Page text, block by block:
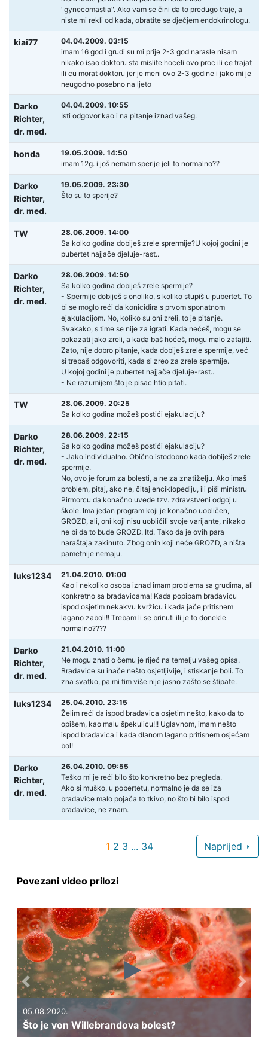
"gynecomastia". Ako vam se čini da to predugo traje, a
niste mi rekli od kada, obratite se dječjem endokrinologu.
kiai77
04.04.2009. 03:15
imam 16 god i grudi su mi prije 2-3 god narasle nisam
nikako isao doktoru sta mislite hoceli ovo proc ili ce trajat
ili cu morat doktoru jer je meni ovo 2-3 godine i jako mi je
neugodno posebno na ljeto
Darko
Richter,
dr. med.
04.04.2009. 10:55
Isti odgovor kao i na pitanje iznad vašeg.
honda
19.05.2009. 14:50
imam 12g. i još nemam sperije jeli to normalno??
Darko
Richter,
dr. med.
19.05.2009. 23:30
Što su to sperije?
TW
28.06.2009. 14:00
Sa kolko godina dobiješ zrele sprermije?U kojoj godini je
pubertet najjače djeluje-rast..
Darko
Richter,
dr. med.
28.06.2009. 14:50
Sa kolko godina dobiješ zrele spermije?
- Spermije dobiješ s onoliko, s koliko stupiš u pubertet. To
bi se moglo reći da konicidira s prvom sponatnom
ejakulacijom. No, koliko su oni zreli, to je pitanje.
Svakako, s time se nije za igrati. Kada nećeš, mogu se
pokazati jako zreli, a kada baš hoćeš, mogu malo zatajiti.
Zato, nije dobro pitanje, kada dobiješ zrele spermije, već
si trebaš odgovoriti, kada si zreo za zrele spermije.
U kojoj godini je pubertet najjače djeluje-rast..
- Ne razumijem što je pisac htio pitati.
TW
28.06.2009. 20:25
Sa kolko godina možeš postići ejakulaciju?
Darko
Richter,
dr. med.
28.06.2009. 22:15
Sa kolko godina možeš postići ejakulaciju?
- Jako individualno. Obično istodobno kada dobiješ zrele
spermije.
No, ovo je forum za bolesti, a ne za znatiželju. Ako imaš
problem, pitaj, ako ne, čitaj enciklopediju, ili piši ministru
Pirmorcu da konačno uvede tzv. zdravstveni odgoj u
škole. Ima jedan program koji je konačno uobličen,
GROZD, ali, oni koji nisu uobličili svoje varijante, nikako
ne bi da to bude GROZD. Itd. Tako da je ovih para
naraštaja zakinuto. Zbog onih koji neće GROZD, a ništa
pametnije nemaju.
luks1234
21.04.2010. 01:00
Kao i nekoliko osoba iznad imam problema sa grudima, ali
konkretno sa bradavicama! Kada popipam bradavicu
ispod osjetim nekakvu kvržicu i kada jače pritisnem
lagano zaboli!! Trebam li se brinuti ili je to donekle
normalno????
Darko
Richter,
dr. med.
21.04.2010. 11:00
Ne mogu znati o čemu je riječ na temelju vašeg opisa.
Bradavice su inače nešto osjetljivije, i stiskanje boli. To
zna svatko, pa mi tim više nije jasno zašto se štipate.
luks1234
25.04.2010. 23:15
Želim reći da ispod bradavica osjetim nešto, kako da to
opišem, kao malu špekulicu!!! Uglavnom, imam nešto
ispod bradavica i kada dlanom lagano pritisnem osjećam
bol!
Darko
Richter,
dr. med.
26.04.2010. 09:55
Teško mi je reći bilo što konkretno bez pregleda.
Ako si muško, u pobertetu, normalno je da se iza
bradavice malo pojača to tkivo, no što bi bilo ispod
bradavice, ne znam.
1 2 3 ... 34 Naprijed
Povezani video prilozi
05.08.2020.
Što je imunotrombocitopenija?
Previous Next